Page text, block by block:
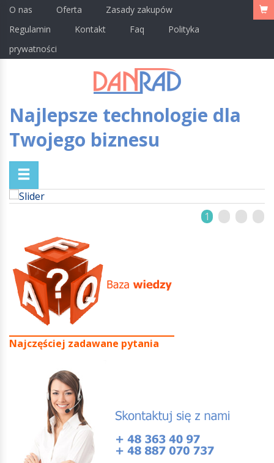
O nas Oferta
Zasady zakupów
Regulamin
Kontakt Faq
Polityka
prywatności
Najlepsze technologie dla
Twojego biznesu
1
Najczęściej zadawane pytania